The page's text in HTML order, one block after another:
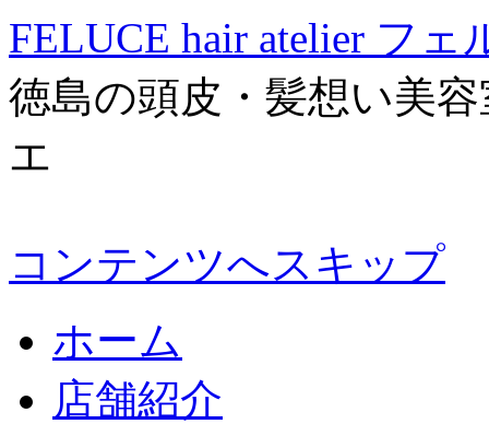
FELUCE hair atelier フェ
徳島の頭皮・髪想い美
エ
コンテンツへスキップ
ホーム
店舗紹介